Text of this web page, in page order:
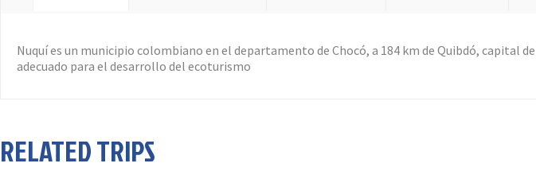
Nuquí es un municipio colombiano en el departamento de Chocó, a 184 km de Quibdó,
adecuado para el desarrollo del ecoturismo
RELATED TRIPS